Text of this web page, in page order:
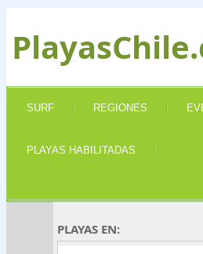
SURF REGIONES
PLAYAS HABILITADAS
PLAYAS EN: